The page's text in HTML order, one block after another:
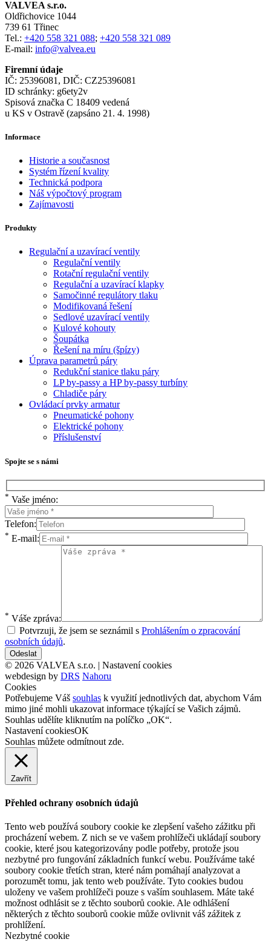
VALVEA s.r.o.
Oldřichovice 1044
739 61 Třinec
Tel.: +420 558 321 088; +420 558 321 089
E-mail: info@valvea.eu
Firemní údaje
IČ: 25396081, DIČ: CZ25396081
ID schránky: g6ety2v
Spisová značka C 18409 vedená
u KS v Ostravě (zapsáno 21. 4. 1998)
Informace
Historie a současnost
Systém řízení kvality
Technická podpora
Náš výpočtový program
Zajímavosti
Produkty
Regulační a uzavírací ventily
Regulační ventily
Rotační regulační ventily
Regulační a uzavírací klapky
Samočinné regulátory tlaku
Modifikovaná řešení
Sedlové uzavírací ventily
Kulové kohouty
Šoupátka
Řešení na míru (špízy)
Úprava parametrů páry
Redukční stanice tlaku páry
LP by-passy a HP by-passy turbíny
Chladiče páry
Ovládací prvky armatur
Pneumatické pohony
Elektrické pohony
Příslušenství
Spojte se s námi
* Vaše jméno:
Telefon:
* E-mail:
* Váše zpráva:
Potvrzuji, že jsem se seznámil s Prohlášením o zpracování
osobních údajů.
© 2026 VALVEA s.r.o. | Nastavení cookies
webdesign by DRS Nahoru
Cookies
Potřebujeme Váš souhlas k využití jednotlivých dat, abychom Vám
mimo jiné mohli ukazovat informace týkající se Vašich zájmů.
Souhlas udělíte kliknutím na políčko „OK“.
Nastavení cookiesOK
Souhlas můžete odmítnout zde.
Zavřít
Přehled ochrany osobních údajů
Tento web používá soubory cookie ke zlepšení vašeho zážitku při
procházení webem. Z nich se ve vašem prohlížeči ukládají soubory
cookie, které jsou kategorizovány podle potřeby, protože jsou
nezbytné pro fungování základních funkcí webu. Používáme také
soubory cookie třetích stran, které nám pomáhají analyzovat a
porozumět tomu, jak tento web používáte. Tyto cookies budou
uloženy ve vašem prohlížeči pouze s vaším souhlasem. Máte také
možnost odhlásit se z těchto souborů cookie. Ale odhlášení
některých z těchto souborů cookie může ovlivnit váš zážitek z
prohlížení.
Nezbytné cookie